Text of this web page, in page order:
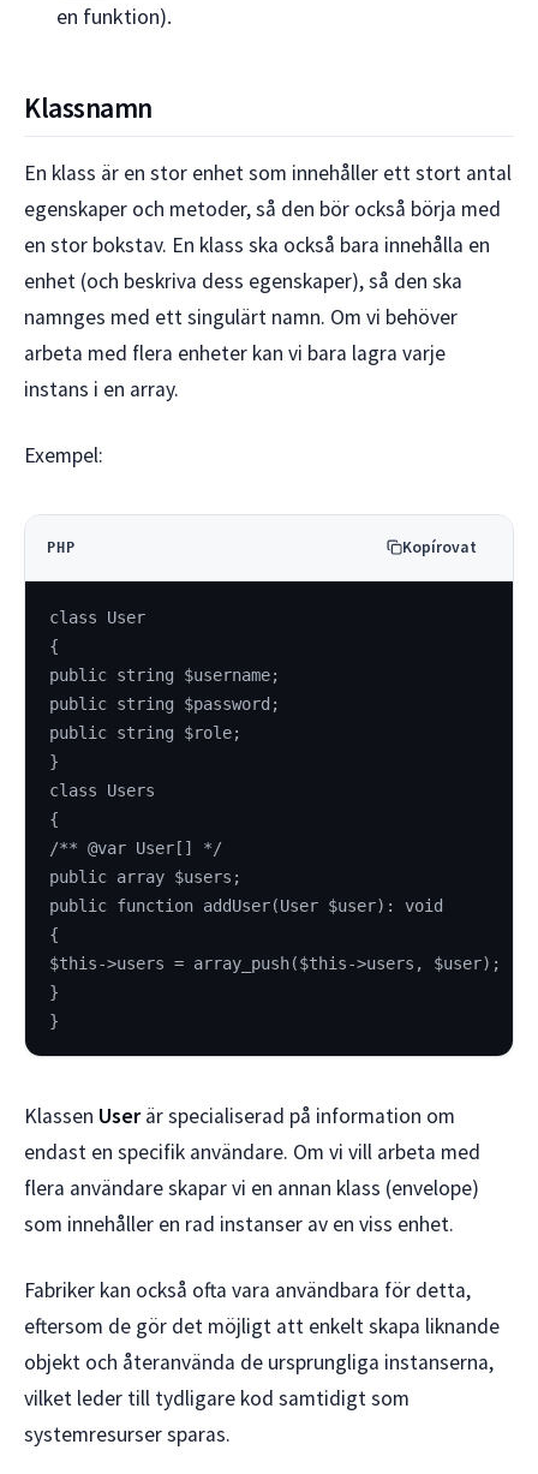
en funktion).
Klassnamn
En klass är en stor enhet som innehåller ett stort antal
egenskaper och metoder, så den bör också börja med
en stor bokstav. En klass ska också bara innehålla en
enhet (och beskriva dess egenskaper), så den ska
namnges med ett singulärt namn. Om vi behöver
arbeta med flera enheter kan vi bara lagra varje
instans i en array.
Exempel:
PHP Kopírovat
class User
{
public string $username;
public string $password;
public string $role;
}
class Users
{
/** @var User[] */
public array $users;
public function addUser(User $user): void
{
$this->users = array_push($this->users, $user);
}
}
Klassen Userär specialiserad på information om
endast en specifik användare. Om vi vill arbeta med
flera användare skapar vi en annan klass (envelope)
som innehåller en rad instanser av en viss enhet.
Fabriker kan också ofta vara användbara för detta,
eftersom de gör det möjligt att enkelt skapa liknande
objekt och återanvända de ursprungliga instanserna,
vilket leder till tydligare kod samtidigt som
systemresurser sparas.